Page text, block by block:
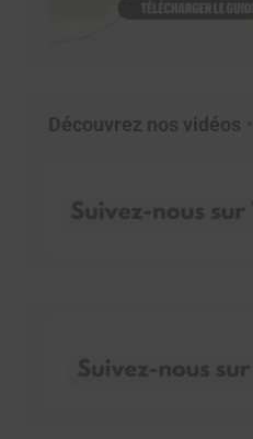
Découvrez nos vidéos